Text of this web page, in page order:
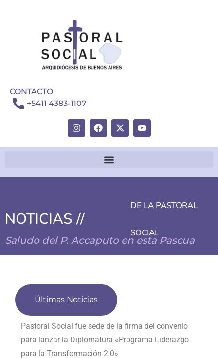
CONTACTO
+5411 4383-1107
NOTICIAS //
DE LA PASTORAL
SOCIAL
Saludo del P. Accaputo en esta Pascua
Últimas Noticias
Presentación de la Carta Encíclica Magnifica
humanitas